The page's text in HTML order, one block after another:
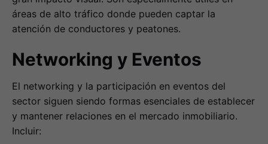
áreas de alto tráfico donde pueden captar la
atención de conductores y peatones.
Networking y Eventos
El networking y la participación en eventos del
sector siguen siendo formas esenciales de establecer
y mantener relaciones en el mercado inmobiliario.
Incluir: